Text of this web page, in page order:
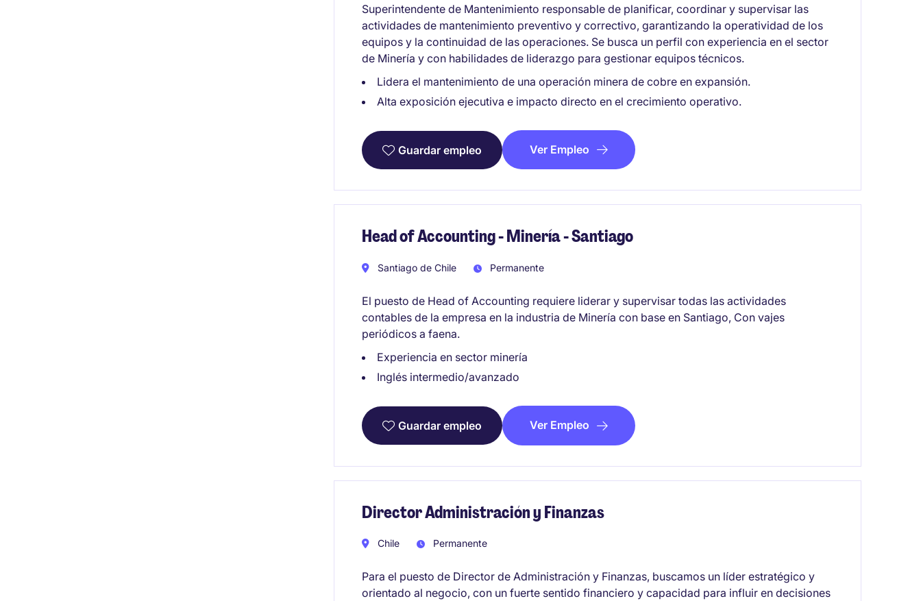
Superintendente de Mantenimiento responsable de planificar, coordinar y supervisar las
actividades de mantenimiento preventivo y correctivo, garantizando la operatividad de los
equipos y la continuidad de las operaciones. Se busca un perfil con experiencia en el sector
de Minería y con habilidades de liderazgo para gestionar equipos técnicos.
Lidera el mantenimiento de una operación minera de cobre en expansión.
Alta exposición ejecutiva e impacto directo en el crecimiento operativo.
Guardar empleo Ver Empleo
Head of Accounting - Minería - Santiago
Santiago de Chile Permanente
El puesto de Head of Accounting requiere liderar y supervisar todas las actividades
contables de la empresa en la industria de Minería con base en Santiago, Con vajes
periódicos a faena.
Experiencia en sector minería
Inglés intermedio/avanzado
Guardar empleo Ver Empleo
Director Administración y Finanzas
Chile Permanente
Para el puesto de Director de Administración y Finanzas, buscamos un líder estratégico y
orientado al negocio, con un fuerte sentido financiero y capacidad para influir en decisiones